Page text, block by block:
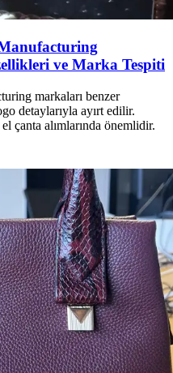
ve Marka Tespiti
markaları benzer
detaylarıyla ayırt edilir.
çanta alımlarında önemlidir.